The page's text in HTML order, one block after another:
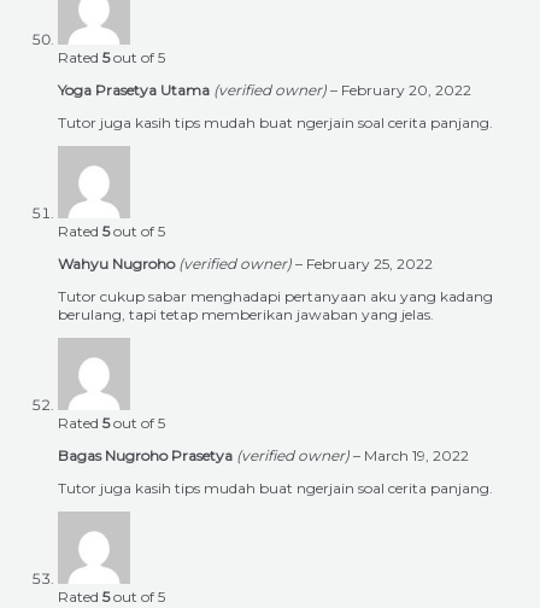
Rated 5out of 5
Yoga Prasetya Utama (verified owner) – February 20, 2022
Tutor juga kasih tips mudah buat ngerjain soal cerita panjang.
Rated 5out of 5
Wahyu Nugroho (verified owner) – February 25, 2022
Tutor cukup sabar menghadapi pertanyaan aku yang kadang
berulang, tapi tetap memberikan jawaban yang jelas.
Rated 5out of 5
Bagas Nugroho Prasetya (verified owner) – March 19, 2022
Tutor juga kasih tips mudah buat ngerjain soal cerita panjang.
Rated 5out of 5